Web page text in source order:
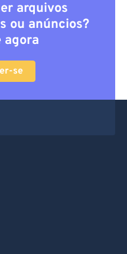
arquivos
ou anúncios?
se